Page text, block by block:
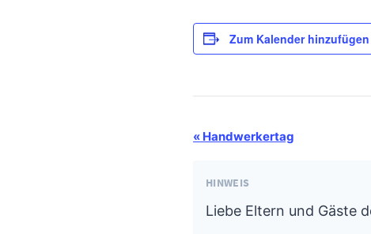
Zum Kalender hinzufügen
Termin-
« Handwerkertag
HINWEIS
Liebe Eltern und Gäste